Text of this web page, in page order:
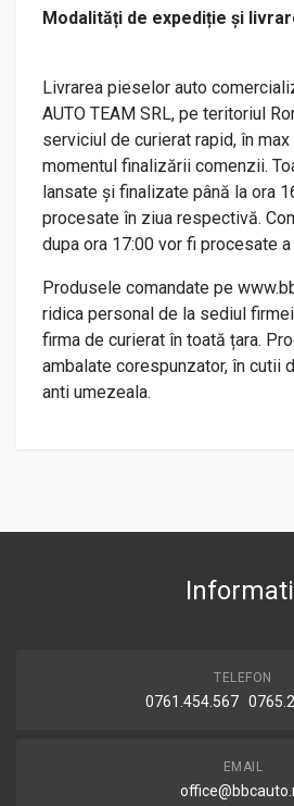
Modalități de expediție și
Livrarea pieselor auto
AUTO TEAM SRL, pe teritoriul
serviciul de curierat rapid, în
momentul finalizării comenzii.
lansate și finalizate până la ora
procesate în ziua respectivă.
dupa ora 17:00 vor fi procesate a
Produsele comandate pe
ridica personal de la sediul
firma de curierat în toată țara.
ambalate corespunzator, în cutii
anti umezeala.
TELEFON
0761.454.567
EMAIL